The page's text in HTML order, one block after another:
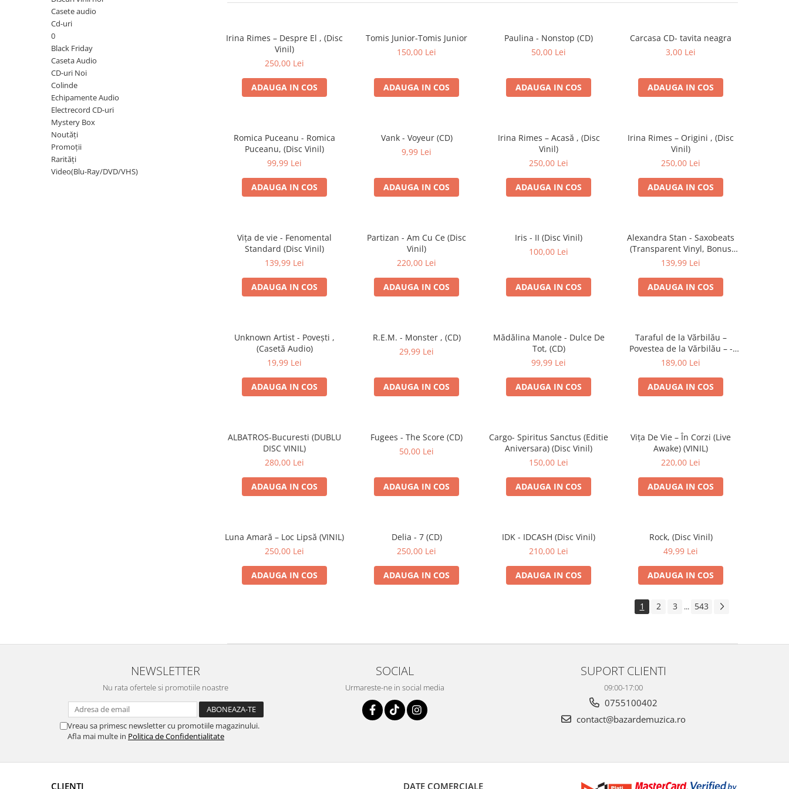
Viniluri Românești
Colecția Electrecord
Casete audio
Cd-uri
0
Black Friday
Caseta Audio
CD-uri Noi
Colinde
Echipamente Audio
Electrecord CD-uri
Mystery Box
Noutăți
Promoții
Rarități
Video(Blu-Ray/DVD/VHS)
Irina Rimes – Despre El , (Disc
Vinil)
250,00 Lei
ADAUGA IN COS
Tomis Junior-Tomis Junior
150,00 Lei
ADAUGA IN COS
Paulina - Nonstop (CD)
50,00 Lei
ADAUGA IN COS
Carcasa CD- tavita neagra
3,00 Lei
ADAUGA IN COS
Romica Puceanu - Romica
Puceanu, (Disc Vinil)
99,99 Lei
ADAUGA IN COS
Vank - Voyeur (CD)
9,99 Lei
ADAUGA IN COS
Irina Rimes – Acasă , (Disc
Vinil)
250,00 Lei
ADAUGA IN COS
Irina Rimes – Origini , (Disc
Vinil)
250,00 Lei
ADAUGA IN COS
Vița de vie - Fenomental
Standard (Disc Vinil)
139,99 Lei
ADAUGA IN COS
Partizan - Am Cu Ce (Disc
Vinil)
220,00 Lei
ADAUGA IN COS
Iris - II (Disc Vinil)
100,00 Lei
ADAUGA IN COS
Alexandra Stan - Saxobeats
(Transparent Vinyl, Bonus
Tracks) ) (Disc Vinil)
139,99 Lei
ADAUGA IN COS
Unknown Artist - Povești ,
(Casetă Audio)
19,99 Lei
ADAUGA IN COS
R.E.M. - Monster , (CD)
29,99 Lei
ADAUGA IN COS
Mădălina Manole - Dulce De
Tot, (CD)
99,99 Lei
ADAUGA IN COS
Taraful de la Vărbilău –
Povestea de la Vărbilău – -
Electrecord, (Disc Vinil)
189,00 Lei
ADAUGA IN COS
ALBATROS-Bucuresti (DUBLU
DISC VINIL)
280,00 Lei
ADAUGA IN COS
Fugees - The Score (CD)
50,00 Lei
ADAUGA IN COS
Cargo- Spiritus Sanctus (Editie
Aniversara) (Disc Vinil)
150,00 Lei
ADAUGA IN COS
Vița De Vie – În Corzi (Live
Awake) (VINIL)
220,00 Lei
ADAUGA IN COS
Luna Amară – Loc Lipsă (VINIL)
250,00 Lei
ADAUGA IN COS
Delia - 7 (CD)
250,00 Lei
ADAUGA IN COS
IDK - IDCASH (Disc Vinil)
210,00 Lei
ADAUGA IN COS
Rock, (Disc Vinil)
49,99 Lei
ADAUGA IN COS
1 2 3 ... 543
NEWSLETTER
Nu rata ofertele si promotiile noastre
Vreau sa primesc newsletter cu promotiile magazinului.
Afla mai multe in Politica de Confidentialitate
SOCIAL
Urmareste-ne in social media
SUPORT CLIENTI
09:00-17:00
0755100402
contact@bazardemuzica.ro
CLIENTI DATE COMERCIALE